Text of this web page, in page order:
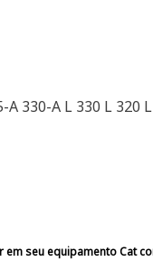
330-A L 330 L 320
seu equipamento Cat